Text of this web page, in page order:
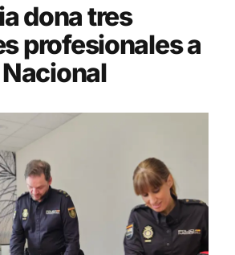
dona tres
profesionales a